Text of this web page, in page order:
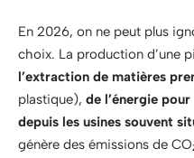
En 2026, on ne peut plus
choix. La production d’une
l’extraction de matières
plastique), de l’énergie
depuis les usines souvent
génère des émissions de